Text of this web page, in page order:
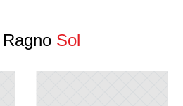
Sol